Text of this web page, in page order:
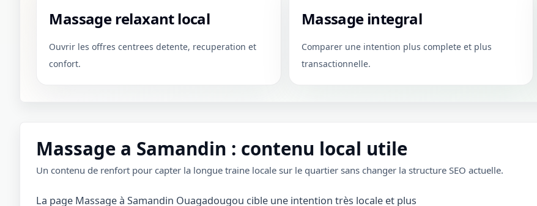
Massage relaxant local
Ouvrir les offres centrees detente, recuperation et
confort.
Massage integral
Comparer une intention plus complete et plus
transactionnelle.
Massage a Samandin : contenu local utile
Un contenu de renfort pour capter la longue traine locale sur le quartier sans changer la structure SEO actuelle.
La page Massage à Samandin Ouagadougou cible une intention très locale et plus